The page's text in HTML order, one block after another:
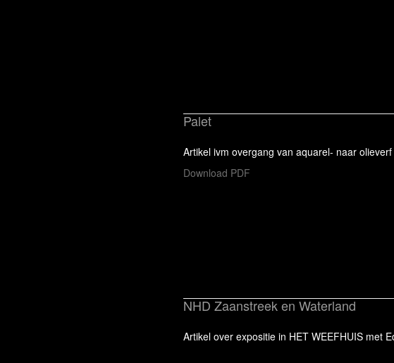
Palet
Artikel ivm overgang van aquarel- naar
Download PDF
NHD Zaanstreek en Waterland
Artikel over expositie in HET WEEFHUIS met